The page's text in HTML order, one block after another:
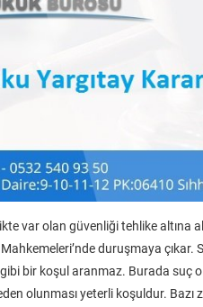
var olan güvenliği tehlike altına
duruşmaya çıkar.
bir koşul aranmaz. Burada suç
olunması yeterli koşuldur.